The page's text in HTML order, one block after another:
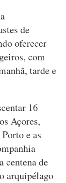
de
oferecer
com
tarde e
16
Açores,
e as
centena de
arquipélago